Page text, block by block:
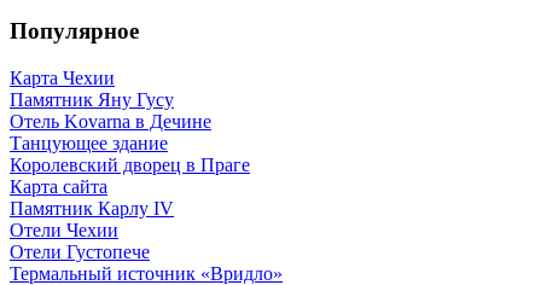
Популярное
Карта Чехии
Памятник Яну Гусу
Отель Kovarna в Дечине
Танцующее здание
Королевский дворец в Праге
Карта сайта
Памятник Карлу IV
Отели Чехии
Отели Густопече
Термальный источник «Вридло»